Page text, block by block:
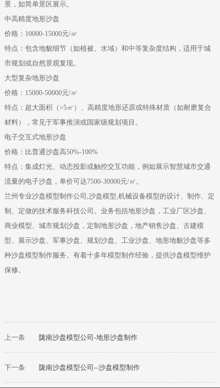
景，如简单景区展示。
‌中高精度地形沙盘‌
价格：10000-15000元/㎡
特点：包含地貌细节（如植被、水域）和中等复杂度结构，适用于城
市规划或自然景观复现。
‌大型复杂地形沙盘‌
价格：15000-50000元/㎡
特点：超大面积（>5㎡）、高精度地形还原或特殊材质（如耐磨复合
材料），常见于军事推演或国家级规划项目。
‌电子交互式地形沙盘‌
价格：比普通沙盘高50%-100%
特点：集成灯光、动态投影或触控交互功能，例如展示智慧城市交通
流量的电子沙盘，单价可达7500-30000元/㎡。
兰州专业沙盘模型制作公司,沙盘模型,机械设备模型的设计、制作、定
制、定做的技术服务科技公司。业务包括地形沙盘，工业厂区沙盘、
商业模型、城市规划沙盘，定制地形沙盘，地产销售沙盘、古建模
型、展示沙盘、军事沙盘、规划沙盘、工业沙盘、地形地貌沙盘等多
种沙盘模型制作服务。有着十多年模型制作经验，提供沙盘模型维护
保修。
上一条 陇南沙盘模型公司-地形沙盘制作
下一条 陇南沙盘模型公司‌--沙盘模型制作